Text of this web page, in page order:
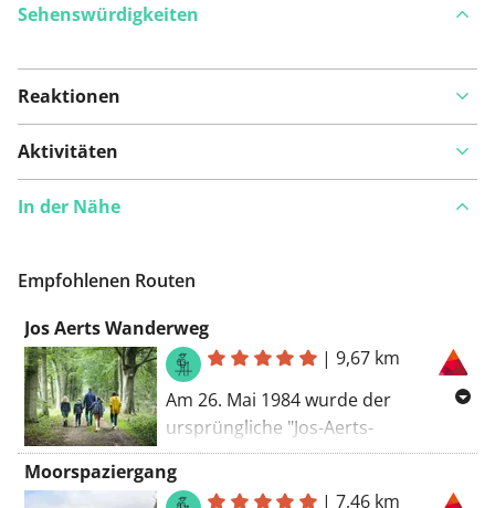
Auf Karte anzeigen
Ist Ihnen auf dieser Route etwas aufgefallen?
Problem
Sehenswürdigkeiten
Reaktionen
Aktivitäten
In der Nähe
Empfohlenen Routen
Jos Aerts Wanderweg
|9,67 km
Am 26. Mai 1984 wurde der
ursprüngliche "Jos-Aerts-
Wanderweg" eingeweiht. Es
handelte sich damals um eine
Moorspaziergang
|7,46 km